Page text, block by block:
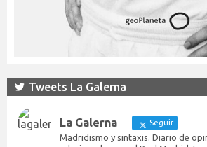
Tweets La Galerna
La Galerna Seguir
Madridismo y sintaxis. Diario de